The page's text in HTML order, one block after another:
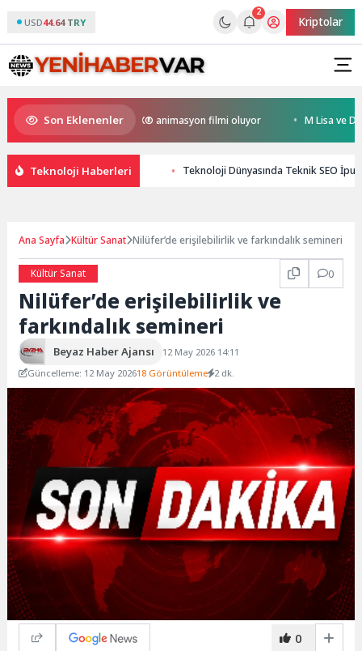
USD44.64 TRY
2
Kriptolar
Son Eklenenler
Kral Türkiye’nin ilk IMAX® animasyon filmi oluyor M Lisa ve Dolu
Teknoloji Haberleri Teknoloji Dünyasında Teknik SEO
Ana Sayfa Kültür Sanat Nilüfer’de erişilebilirlik ve farkındalık semineri
Kültür Sanat 0
Nilüfer’de erişilebilirlik ve
farkındalık semineri
Beyaz Haber Ajansı
12 May 2026 14:11
Güncelleme: 12 May 202618 Görüntüleme 2 dk.
0